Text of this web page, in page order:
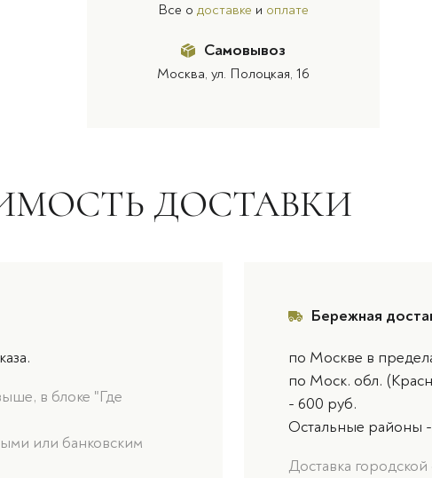
Все о доставке и оплате
Самовывоз
Москва, ул. Полоцкая, 16
ДОСТАВКИ
в блоке "Где
или банковским
Бережная
по Москве в
по Моск. обл.
- 600 руб.
Остальные районы
Доставка